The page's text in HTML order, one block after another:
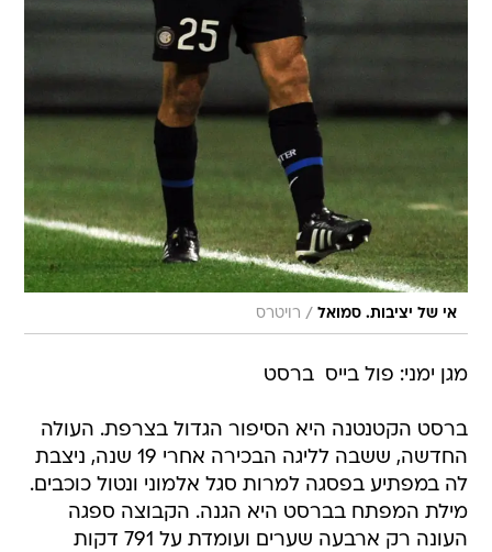
אי של יציבות. סמואל / רויטרס
מגן ימני: פול בייס  ברסט
ברסט הקטנטנה היא הסיפור הגדול בצרפת. העולה
החדשה, ששבה לליגה הבכירה אחרי 19 שנה, ניצבת
לה במפתיע בפסגה למרות סגל אלמוני ונטול כוכבים.
מילת המפתח בברסט היא הגנה. הקבוצה ספגה
העונה רק ארבעה שערים ועומדת על 791 דקות